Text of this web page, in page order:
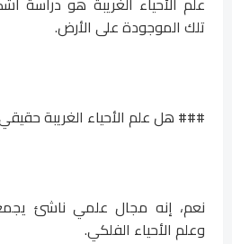
تلك الموجودة على الأرض.
### هل علم الأحياء الغريبة
نعم، إنه مجال علمي ناشئ يجمع
وعلم الأحياء الفلكي.